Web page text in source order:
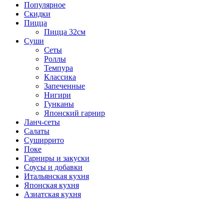
Популярное
Скидки
Пицца
Пицца 32см
Суши
Сеты
Роллы
Темпура
Классика
Запеченные
Нигири
Гунканы
Японский гарнир
Ланч-сеты
Салаты
Суширрито
Поке
Гарниры и закуски
Соусы и добавки
Итальянская кухня
Японская кухня
Азиатская кухня